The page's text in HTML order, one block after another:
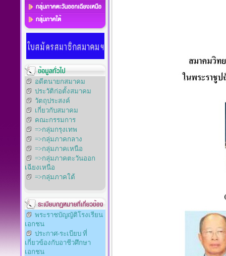
อดีตนายกสมาคม
ประวัติก่อตั้งสมาคม
วัตถุประสงค์
เกี่ยวกับสมาคม
คณะกรรมการ
=>กลุ่มกรุงเทพ
=>กลุ่มภาคกลาง
=>กลุ่มภาคเหนือ
=>กลุ่มภาคตะวันออก
เฉียงเหนือ
=>กลุ่มภาคใต้
พระราชบัญญัติโรงเรียน
เอกชน
ประกาศ-ระเบียบ ที่
เกี่ยวข้องกับอาชีวศึกษา
เอกชน